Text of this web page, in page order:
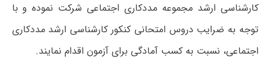
کارشناسی ارشد مجموعه مددکاری اجتماعی شرکت نموده و با
توجه به ضرایب دروس امتحانی کنکور کارشناسی ارشد مددکاری
اجتماعی، نسبت به کسب آمادگی برای آزمون اقدام نمایند.